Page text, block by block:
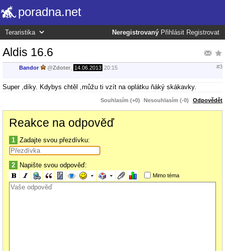
poradna.net
Neregistrovaný Přihlásit Registrovat
Aldis 16.6
Bandor @Zdoter 14.06.2013 20:15 #3
Super ,díky. Kdybys chtěl ,můžu ti vzít na oplátku ňáký skákavky.
Souhlasím (+0) Nesouhlasím (-0) Odpovědět
Reakce na odpověď
1 Zadajte svou přezdívku:
2 Napište svou odpověď:
Mimo téma